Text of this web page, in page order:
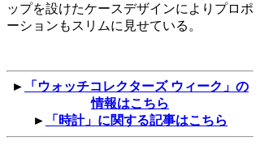
ップを設けたケースデザインによりプロポ
ーションもスリムに見せている。
►
「ウォッチコレクターズ ウィーク」の
情報はこちら
►
「時計」に関する記事はこちら